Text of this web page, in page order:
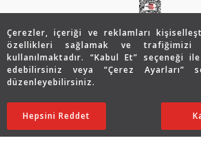
Çerezler, içeriği ve reklamları
özellikleri sağlamak ve
kullanılmaktadır. “Kabul Et” seçeneği
edebilirsiniz veya “Çerez Ayarları”
düzenleyebilirsiniz.
Hepsini Reddet
55.086 TL
44.095TL
Copyright © 2026 Assos Pırlanta - Bu